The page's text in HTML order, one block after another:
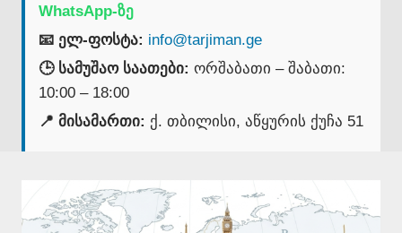
WhatsApp-ზე
📧 ელ-ფოსტა: info@tarjiman.ge
🕒 სამუშაო საათები: ორშაბათი – შაბათი:
10:00 – 18:00
📍 მისამართი: ქ. თბილისი, აწყურის ქუჩა 51